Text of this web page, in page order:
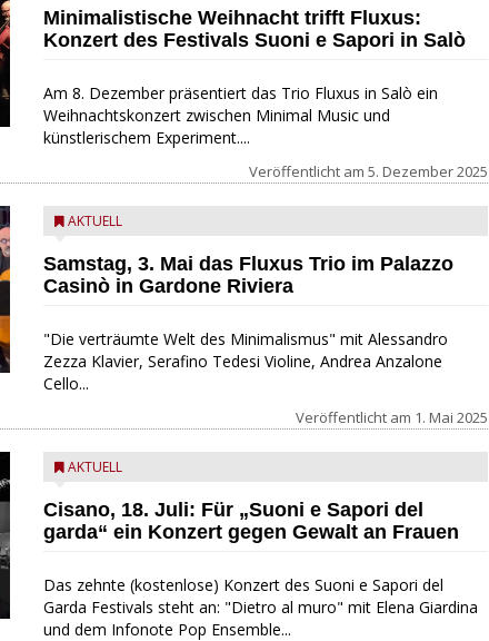
Minimalistische Weihnacht trifft Fluxus:
Konzert des Festivals Suoni e Sapori in Salò
Am 8. Dezember präsentiert das Trio Fluxus in Salò ein
Weihnachtskonzert zwischen Minimal Music und
künstlerischem Experiment....
Veröffentlicht am 5. Dezember 2025
AKTUELL
Samstag, 3. Mai das Fluxus Trio im Palazzo
Casinò in Gardone Riviera
"Die verträumte Welt des Minimalismus" mit Alessandro
Zezza Klavier, Serafino Tedesi Violine, Andrea Anzalone
Cello...
Veröffentlicht am 1. Mai 2025
AKTUELL
Cisano, 18. Juli: Für „Suoni e Sapori del
garda“ ein Konzert gegen Gewalt an Frauen
Das zehnte (kostenlose) Konzert des Suoni e Sapori del
Garda Festivals steht an: "Dietro al muro" mit Elena Giardina
und dem Infonote Pop Ensemble...